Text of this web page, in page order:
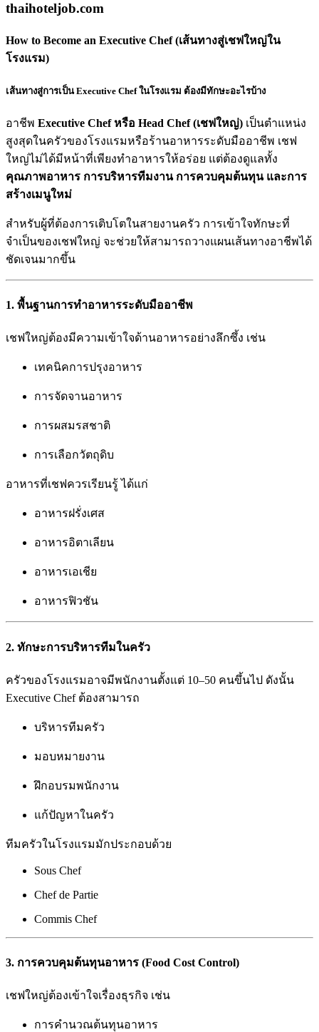
thaihoteljob.com
How to Become an Executive Chef (เส้นทางสู่เชฟใหญ่ใน
โรงแรม)
เส้นทางสู่การเป็น Executive Chef ในโรงแรม ต้องมีทักษะอะไรบ้าง
อาชีพ Executive Chef หรือ Head Chef (เชฟใหญ่) เป็นตำแหน่ง
สูงสุดในครัวของโรงแรมหรือร้านอาหารระดับมืออาชีพ เชฟ
ใหญ่ไม่ได้มีหน้าที่เพียงทำอาหารให้อร่อย แต่ต้องดูแลทั้ง
คุณภาพอาหาร การบริหารทีมงาน การควบคุมต้นทุน และการ
สร้างเมนูใหม่
สำหรับผู้ที่ต้องการเติบโตในสายงานครัว การเข้าใจทักษะที่
จำเป็นของเชฟใหญ่ จะช่วยให้สามารถวางแผนเส้นทางอาชีพได้
ชัดเจนมากขึ้น
1. พื้นฐานการทำอาหารระดับมืออาชีพ
เชฟใหญ่ต้องมีความเข้าใจด้านอาหารอย่างลึกซึ้ง เช่น
เทคนิคการปรุงอาหาร
การจัดจานอาหาร
การผสมรสชาติ
การเลือกวัตถุดิบ
อาหารที่เชฟควรเรียนรู้ ได้แก่
อาหารฝรั่งเศส
อาหารอิตาเลียน
อาหารเอเชีย
อาหารฟิวชัน
2. ทักษะการบริหารทีมในครัว
ครัวของโรงแรมอาจมีพนักงานตั้งแต่ 10–50 คนขึ้นไป ดังนั้น
Executive Chef ต้องสามารถ
บริหารทีมครัว
มอบหมายงาน
ฝึกอบรมพนักงาน
แก้ปัญหาในครัว
ทีมครัวในโรงแรมมักประกอบด้วย
Sous Chef
Chef de Partie
Commis Chef
3. การควบคุมต้นทุนอาหาร (Food Cost Control)
เชฟใหญ่ต้องเข้าใจเรื่องธุรกิจ เช่น
การคำนวณต้นทุนอาหาร